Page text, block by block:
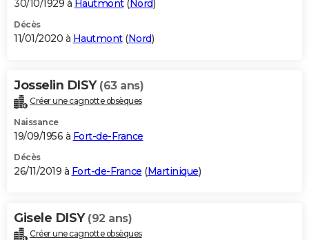
30/10/1929 à Hautmont( Nord)
Décès
11/01/2020 à Hautmont(Nord)
Josselin DISY (63 ans)
Créer une cagnotte obsèques
Naissance
19/09/1956 à Fort-de-France
Décès
26/11/2019 à Fort-de-France (Martinique)
Gisele DISY (92 ans)
Créer une cagnotte obsèques